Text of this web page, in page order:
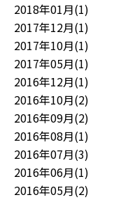
2018年01月(1)
2017年12月(1)
2017年10月(1)
2017年05月(1)
2016年12月(1)
2016年10月(2)
2016年09月(2)
2016年08月(1)
2016年07月(3)
2016年06月(1)
2016年05月(2)